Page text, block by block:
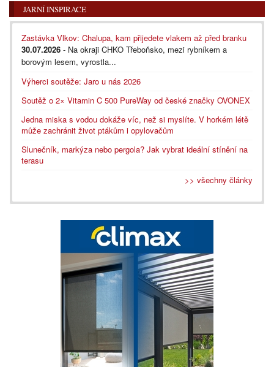
JARNÍ INSPIRACE
Zastávka Vlkov: Chalupa, kam přijedete vlakem až před branku
30.07.2026 - Na okraji CHKO Třeboňsko, mezi rybníkem a
borovým lesem, vyrostla...
Výherci soutěže: Jaro u nás 2026
Soutěž o 2× Vitamin C 500 PureWay od české značky OVONEX
Jedna miska s vodou dokáže víc, než si myslíte. V horkém létě
může zachránit život ptákům i opylovačům
Slunečník, markýza nebo pergola? Jak vybrat ideální stínění na
terasu
>> všechny články